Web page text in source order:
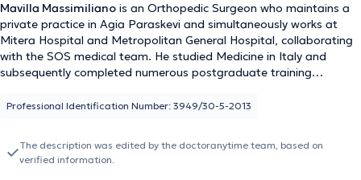
Mavilla Massimiliano is an Orthopedic Surgeon who maintains a
private practice in Agia Paraskevi and simultaneously works at
Mitera Hospital and Metropolitan General Hospital, collaborating
with the SOS medical team. He studied Medicine in Italy and
subsequently completed numerous postgraduate training
acquiring significant clinical experience. His specialties include
on a patient-focused approach that prioritizes the individual's
problem and expectations. His goal is to provide the best
Professional Identification Number: 3949/30-5-2013
The description was edited by the doctoranytime team, based on
verified information.